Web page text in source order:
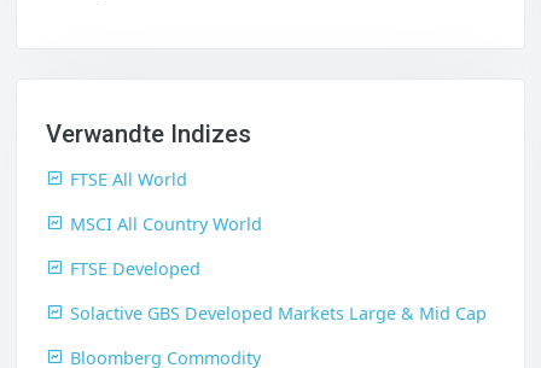
Verwandte Indizes
FTSE All World
MSCI All Country World
FTSE Developed
Solactive GBS Developed Markets Large & Mid Cap
Bloomberg Commodity